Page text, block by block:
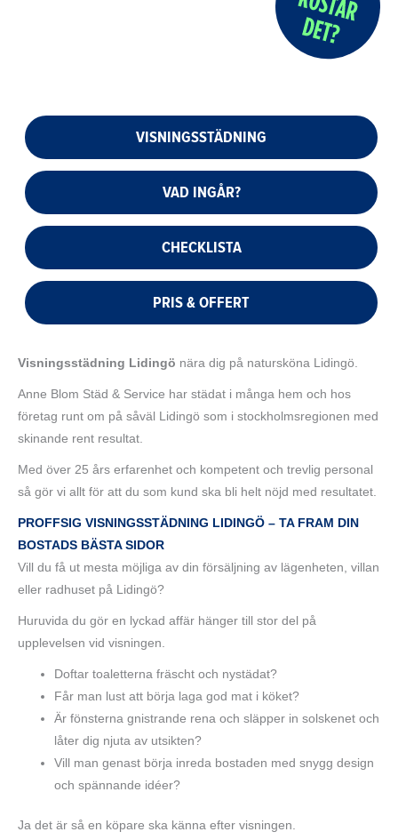
VISNINGSSTÄDNING
VAD INGÅR?
CHECKLISTA
PRIS & OFFERT
Visningsstädning Lidingö nära dig på natursköna Lidingö.
Anne Blom Städ & Service har städat i många hem och hos
företag runt om på såväl Lidingö som i stockholmsregionen med
skinande rent resultat.
Med över 25 års erfarenhet och kompetent och trevlig personal
så gör vi allt för att du som kund ska bli helt nöjd med resultatet.
PROFFSIG VISNINGSSTÄDNING LIDINGÖ – TA FRAM DIN
BOSTADS BÄSTA SIDOR
Vill du få ut mesta möjliga av din försäljning av lägenheten, villan
eller radhuset på Lidingö?
Huruvida du gör en lyckad affär hänger till stor del på
upplevelsen vid visningen.
Doftar toaletterna fräscht och nystädat?
Får man lust att börja laga god mat i köket?
Är fönsterna gnistrande rena och släpper in solskenet och
låter dig njuta av utsikten?
Vill man genast börja inreda bostaden med snygg design
och spännande idéer?
Ja det är så en köpare ska känna efter visningen.